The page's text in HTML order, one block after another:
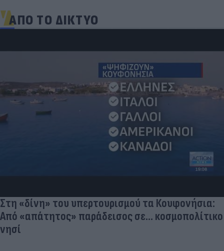
ΑΠΟ ΤΟ ΔΙΚΤΥΟ
Στη «δίνη» του υπερτουρισμού τα Κουφονήσια:
Από «απάτητος» παράδεισος σε... κοσμοπολίτικο
νησί